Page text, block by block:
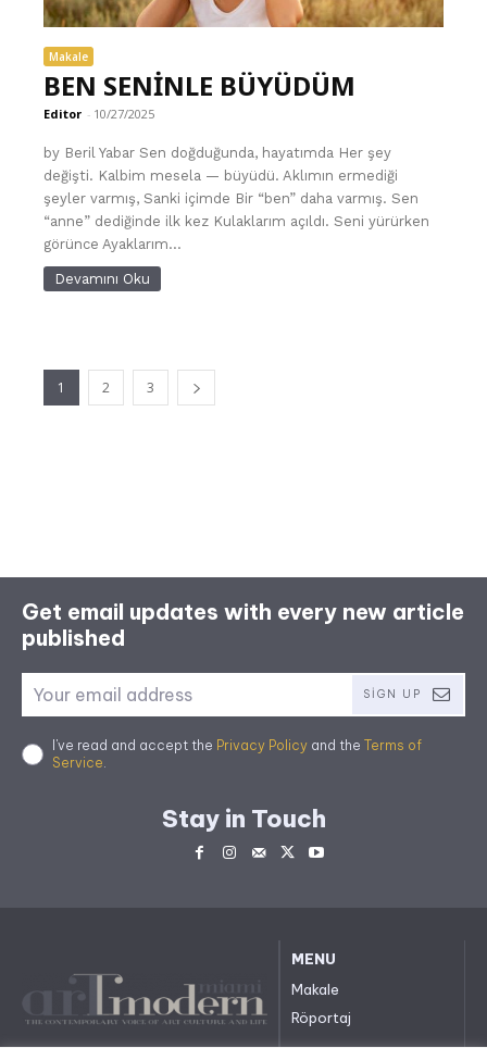
Makale
BEN SENİNLE BÜYÜDÜM
Editor - 10/27/2025
by Beril Yabar Sen doğduğunda, hayatımda Her şey
değişti. Kalbim mesela — büyüdü. Aklımın ermediği
şeyler varmış, Sanki içimde Bir “ben” daha varmış. Sen
“anne” dediğinde ilk kez Kulaklarım açıldı. Seni yürürken
görünce Ayaklarım...
Devamını Oku
1 2 3
Get email updates with every new article
published
SIGN UP
I've read and accept the Privacy Policy and the Terms of
Service
Stay in Touch
MENU
Makale
Röportaj